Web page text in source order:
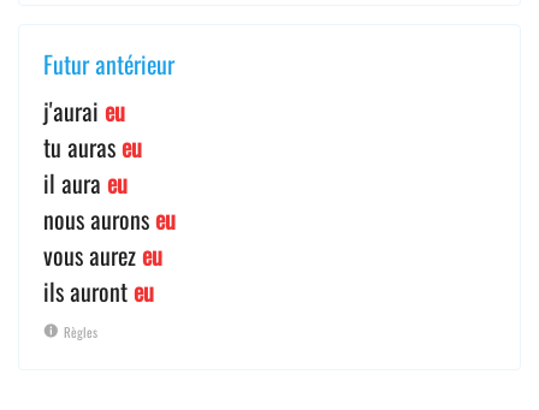
Futur antérieur
j'aurai eu
tu auraseu
il aura eu
nous auronseu
vous aurezeu
ils auronteu
Règles